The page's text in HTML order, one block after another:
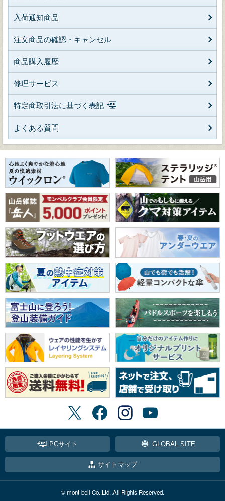
入荷通知商品
注文商品の確認・キャンセル
商品購入履歴
修理サービス
特定商取引法に基づく表記
よくある質問
PCサイト GLOBAL SITE
サイトマップ
© mont-bell Co.,Ltd. All Rights Reserved.